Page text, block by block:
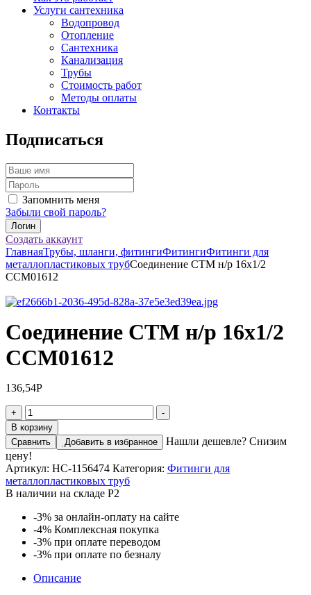
Услуги сантехника
Водопровод
Отопление
Сантехника
Канализация
Трубы
Стоимость работ
Методы оплаты
Контакты
Подписаться
Запомнить меня
Забыли свой пароль?
Создать аккаунт
ГлавнаяТрубы, шланги, фитингиФитингиФитинги для
металлопластиковых трубСоединение CTM н/р 16х1/2
CCM01612
Соединение CTM н/р 16х1/2
CCM01612
136,54Р
+
Количество
товара
Соединение
CTM
н/
р
16х1/2
CCM01612
-
В корзину
Сравнить
Добавить в избранное
Нашли дешевле? Снизим
цену!
Артикул: НС-1156474 Категория: Фитинги для
металлопластиковых труб
В наличии на складе Р2
-3% за онлайн-оплату на сайте
-4% Комплексная покупка
-3% при оплате переводом
-3% при оплате по безналу
Описание